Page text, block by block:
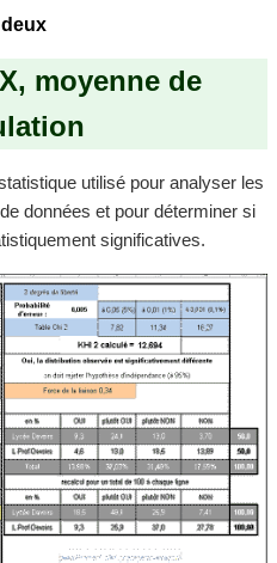
moyenne de
utilisé pour analyser les
données et pour déterminer si
significatives.